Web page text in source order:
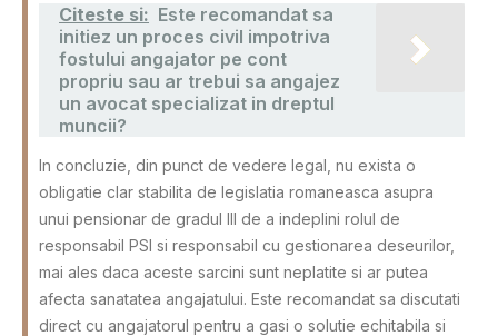
Citeste si: Este recomandat sa
initiez un proces civil impotriva
fostului angajator pe cont
propriu sau ar trebui sa angajez
un avocat specializat in dreptul
muncii?
In concluzie, din punct de vedere legal, nu exista o
obligatie clar stabilita de legislatia romaneasca asupra
unui pensionar de gradul III de a indeplini rolul de
responsabil PSI si responsabil cu gestionarea deseurilor,
mai ales daca aceste sarcini sunt neplatite si ar putea
afecta sanatatea angajatului. Este recomandat sa discutati
direct cu angajatorul pentru a gasi o solutie echitabila si